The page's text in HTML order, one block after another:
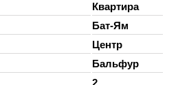
Квартира
Бат-Ям
Центр
Бальфур